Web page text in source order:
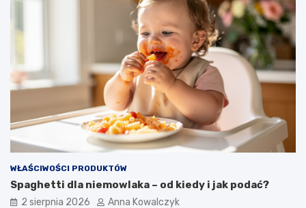
WŁAŚCIWOŚCI PRODUKTÓW
Spaghetti dla niemowlaka – od kiedy i jak podać?
2 sierpnia 2026 Anna Kowalczyk